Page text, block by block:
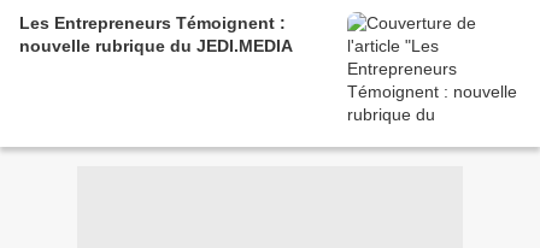
Les Entrepreneurs Témoignent :
nouvelle rubrique du JEDI.MEDIA